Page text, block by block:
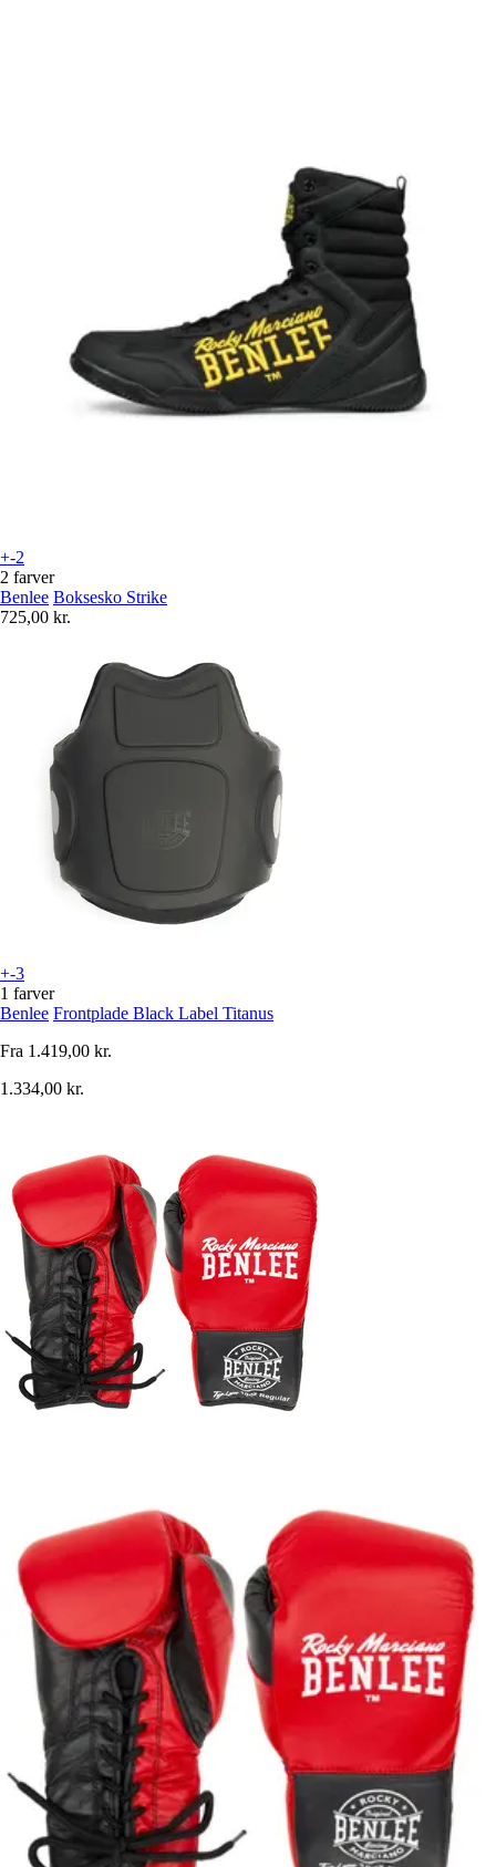
+-2
2 farver
Benlee Boksesko Strike
725,00 kr.
+-3
1 farver
Benlee Frontplade Black Label Titanus
Fra 1.419,00 kr.
1.334,00 kr.